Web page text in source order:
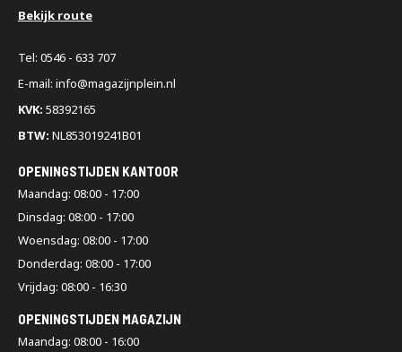
Bekijk route
Tel: 0546 - 633 707
E-mail: info@magazijnplein.nl
KVK: 58392165
BTW: NL853019241B01
OPENINGSTIJDEN KANTOOR
Maandag: 08:00 - 17:00
Dinsdag: 08:00 - 17:00
Woensdag: 08:00 - 17:00
Donderdag: 08:00 - 17:00
Vrijdag: 08:00 - 16:30
OPENINGSTIJDEN MAGAZIJN
Maandag: 08:00 - 16:00